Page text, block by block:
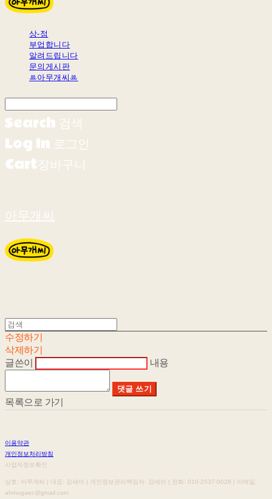
상-점
부업합니다
알려드립니다
문의게시판
ꔛ아무개씨ꔛ
Search 검색
Log In 로그인
Cart장바구니
아무개씨
수정하기
삭제하기
글쓴이
내용
댓글 쓰기
목록으로 가기
이용약관
개인정보처리방침
사업자정보확인
상호: 아무개씨 | 대표: 강세아 | 개인정보관리책임자: 강세아 | 전화: 010-2537-0028 | 이메일:
ahmugaec@gmail.com